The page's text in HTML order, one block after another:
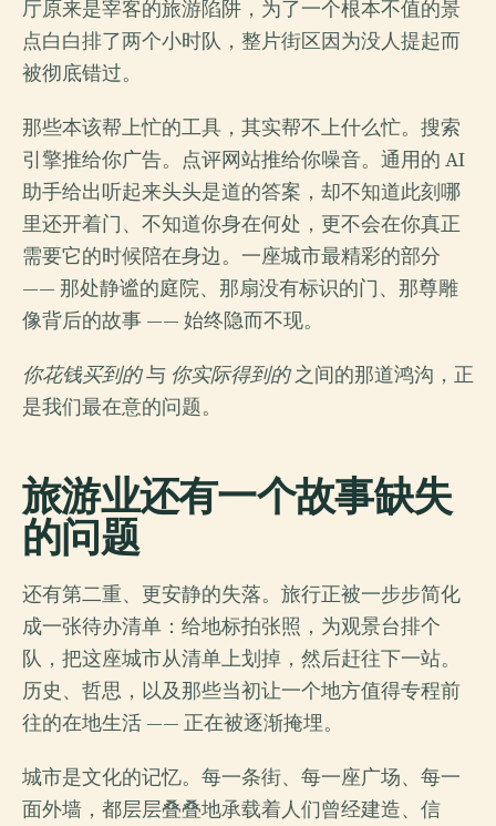
厅原来是宰客的旅游陷阱，为了一个根本不值的景
点白白排了两个小时队，整片街区因为没人提起而
被彻底错过。
那些本该帮上忙的工具，其实帮不上什么忙。搜索
引擎推给你广告。点评网站推给你噪音。通用的 AI
助手给出听起来头头是道的答案，却不知道此刻哪
里还开着门、不知道你身在何处，更不会在你真正
需要它的时候陪在身边。一座城市最精彩的部分
—— 那处静谧的庭院、那扇没有标识的门、那尊雕
像背后的故事 —— 始终隐而不现。
你花钱买到的与 你实际得到的之间的那道鸿沟，正
是我们最在意的问题。
旅游业还有一个故事缺失
的问题
还有第二重、更安静的失落。旅行正被一步步简化
成一张待办清单：给地标拍张照，为观景台排个
队，把这座城市从清单上划掉，然后赶往下一站。
历史、哲思，以及那些当初让一个地方值得专程前
往的在地生活 —— 正在被逐渐掩埋。
城市是文化的记忆。每一条街、每一座广场、每一
面外墙，都层层叠叠地承载着人们曾经建造、信